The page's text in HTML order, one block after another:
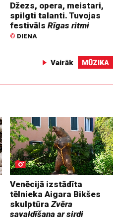
Džezs, opera, meistari,
spilgti talanti. Tuvojas
festivālsRīgas ritmi
© DIENA
Vairāk MŪZIKA
Venēcijā izstādīta
tēlnieka Aigara Bikšes
skulptūraZvēra
savaldīšana ar sirdi